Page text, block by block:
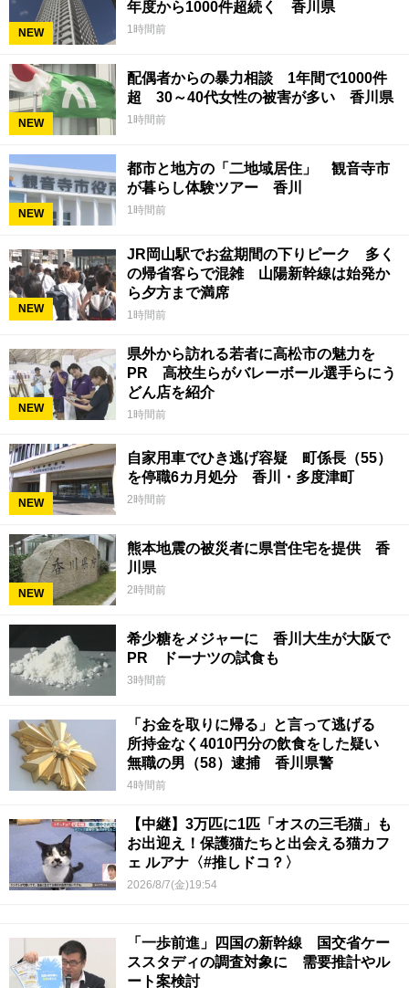
NEW
年度から1000件超続く 香川県
1時間前
NEW
配偶者からの暴力相談 1年間で1000件
超 30～40代女性の被害が多い 香川県
1時間前
NEW
都市と地方の「二地域居住」 観音寺市
が暮らし体験ツアー 香川
1時間前
NEW
JR岡山駅でお盆期間の下りピーク 多く
の帰省客らで混雑 山陽新幹線は始発か
ら夕方まで満席
1時間前
NEW
県外から訪れる若者に高松市の魅力を
PR 高校生らがバレーボール選手らにう
どん店を紹介
1時間前
NEW
自家用車でひき逃げ容疑 町係長（55）
を停職6カ月処分 香川・多度津町
2時間前
NEW
熊本地震の被災者に県営住宅を提供 香
川県
2時間前
希少糖をメジャーに 香川大生が大阪で
PR ドーナツの試食も
3時間前
「お金を取りに帰る」と言って逃げる
所持金なく4010円分の飲食をした疑い
無職の男（58）逮捕 香川県警
4時間前
【中継】3万匹に1匹「オスの三毛猫」も
お出迎え！保護猫たちと出会える猫カフ
ェ ルアナ〈#推しドコ？〉
2026/8/7(金)19:54
「一歩前進」四国の新幹線 国交省ケー
ススタディの調査対象に 需要推計やル
ート案検討